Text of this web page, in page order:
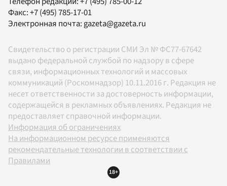
Факс:+7 (495) 785-17-01
Электронная почта: gazeta@gazeta.ru
Свидетельство о регистрации СМИ Эл № ФС77-67642
выдано федеральной службой по надзору в сфере
связи, информационных технологий и массовых
коммуникаций (Роскомнадзор) 10.11.2016 г. Редакция не
несет ответственности за достоверность информации,
содержащейся в рекламных объявлениях. Редакция не
предоставляет справочной информации.
Информация об ограничениях
На информационном ресурсе применяются
рекомендательные технологии в соответствии с
Правилами
18+